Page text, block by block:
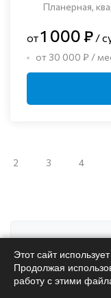
Планерная,
от1 000 ₽ /
от 30 000 ₽ /
2 3 4
Этот сайт
Продолжая
работу с этими